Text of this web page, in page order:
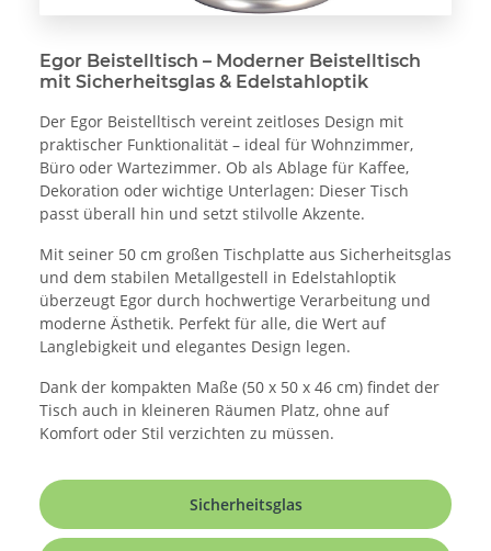
Egor Beistelltisch – Moderner Beistelltisch
mit Sicherheitsglas & Edelstahloptik
Der Egor Beistelltisch vereint zeitloses Design mit
praktischer Funktionalität – ideal für Wohnzimmer,
Büro oder Wartezimmer. Ob als Ablage für Kaffee,
Dekoration oder wichtige Unterlagen: Dieser Tisch
passt überall hin und setzt stilvolle Akzente.
Mit seiner 50 cm großen Tischplatte aus Sicherheitsglas
und dem stabilen Metallgestell in Edelstahloptik
überzeugt Egor durch hochwertige Verarbeitung und
moderne Ästhetik. Perfekt für alle, die Wert auf
Langlebigkeit und elegantes Design legen.
Dank der kompakten Maße (50 x 50 x 46 cm) findet der
Tisch auch in kleineren Räumen Platz, ohne auf
Komfort oder Stil verzichten zu müssen.
Sicherheitsglas